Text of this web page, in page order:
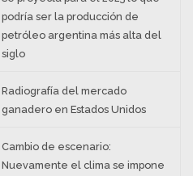
podría ser la producción de
petróleo argentina más alta del
siglo
Radiografía del mercado
ganadero en Estados Unidos
Cambio de escenario:
Nuevamente el clima se impone